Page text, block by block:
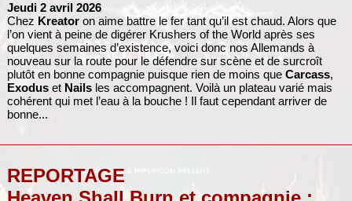
Jeudi 2 avril 2026
Chez Kreatoron aime battre le fer tant qu’il est chaud. Alors que
l’on vient à peine de digérer Krushers of the World après ses
quelques semaines d’existence, voici donc nos Allemands à
nouveau sur la route pour le défendre sur scène et de surcroît
plutôt en bonne compagnie puisque rien de moins que Carcass,
Exoduset Nailsles accompagnent. Voilà un plateau varié mais
cohérent qui met l’eau à la bouche ! Il faut cependant arriver de
bonne...
REPORTAGE